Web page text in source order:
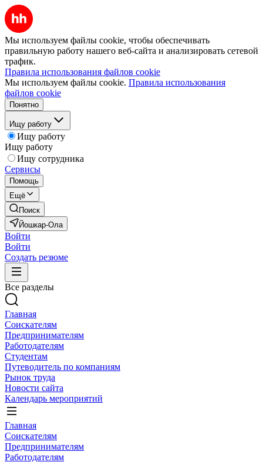
Мы используем файлы cookie, чтобы обеспечивать
правильную работу нашего веб-сайта и анализировать сетевой
трафик.
Правила использования файлов cookie
Мы используем файлы cookie. Правила использования
файлов cookie
Понятно
Ищу работу
Ищу работу
Ищу работу
Ищу сотрудника
Сервисы
Помощь
Ещё
Поиск
Йошкар-Ола
Войти
Войти
Создать резюме
Все разделы
Главная
Соискателям
Предпринимателям
Работодателям
Студентам
Путеводитель по компаниям
Рынок труда
Новости сайта
Календарь мероприятий
Главная
Соискателям
Предпринимателям
Работодателям